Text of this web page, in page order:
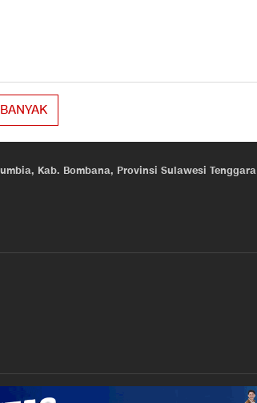
Kab. Bombana, Provinsi Sulawesi Tenggara